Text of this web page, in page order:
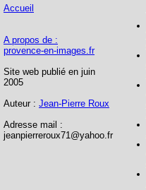
Accueil
A propos de :
provence-en-images.fr
Site web publié en juin
2005
Auteur : Jean-Pierre Roux
Adresse mail :
jeanpierreroux71@yahoo.fr